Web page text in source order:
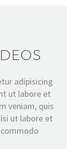
adipisicing
ut labore et
veniam, quis
ut labore et